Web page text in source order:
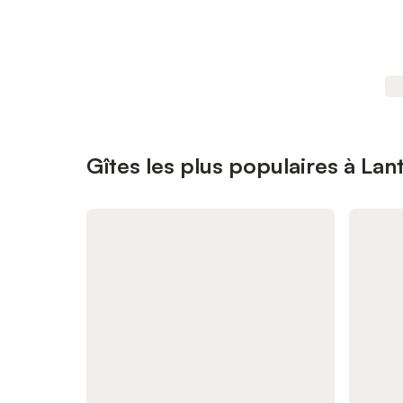
Gîtes les plus populaires à